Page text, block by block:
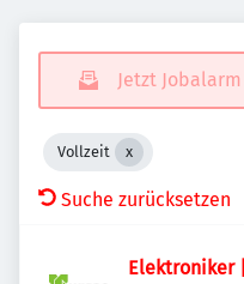
Jetzt
Vollzeit
Suche zurücksetzen
Elektroniker